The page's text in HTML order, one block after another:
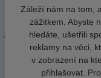
Záleží nám na tom,
zážitkem. Abyste
hledáte, ušetřili
reklamy na věci,
v zobrazení na
přihlašovat.